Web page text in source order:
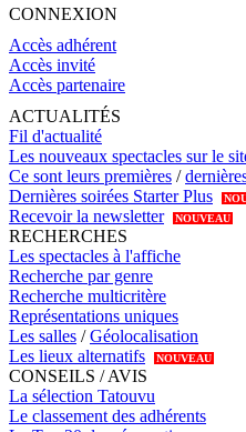
CONNEXION
Accès adhérent
Accès invité
Accès partenaire
ACTUALITÉS
Fil d'actualité
Les nouveaux spectacles sur le
Ce sont leurs premières /
Dernières soirées Starter Plus
Recevoir la newsletter NOUVEAU
RECHERCHES
Les spectacles à l'affiche
Recherche par genre
Recherche multicritère
Représentations uniques
Les salles /Géolocalisation
Les lieux alternatifs
NOUVEAU
CONSEILS / AVIS
La sélection Tatouvu
Le classement des adhérents